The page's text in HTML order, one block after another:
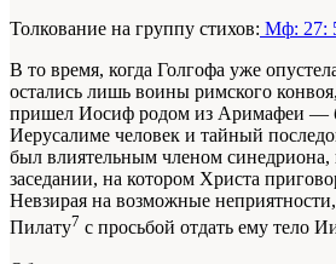
Толкование на группу стихов: Мф: 27:
В то время, когда Голгофа уже
остались лишь воины римского
при­шел Иосиф родом из Аримафеи —
Иерусалиме человек и тайный
был влиятель­ным членом синедриона,
заседании, на котором Христа
Невзирая на возможные
Пилату7 с просьбой от­дать ему тело